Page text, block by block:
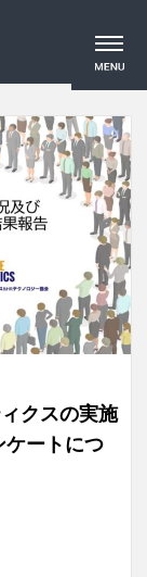
クスの実施
ケートにつ